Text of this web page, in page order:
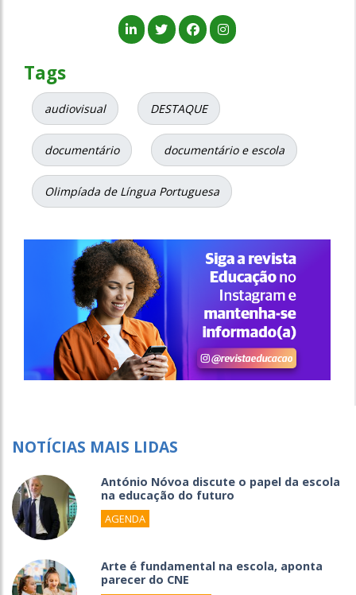
Tags
audiovisual DESTAQUE
documentário documentário e escola
Olimpíada de Língua Portuguesa
NOTÍCIAS MAIS LIDAS
António Nóvoa discute o papel da escola
na educação do futuro
AGENDA
Arte é fundamental na escola, aponta
parecer do CNE